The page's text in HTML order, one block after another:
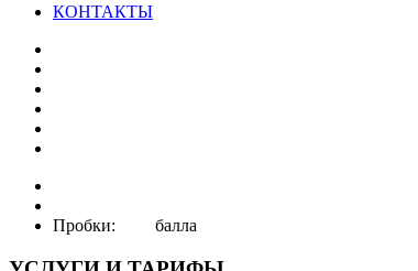
КОНТАКТЫ
Пробки: балла